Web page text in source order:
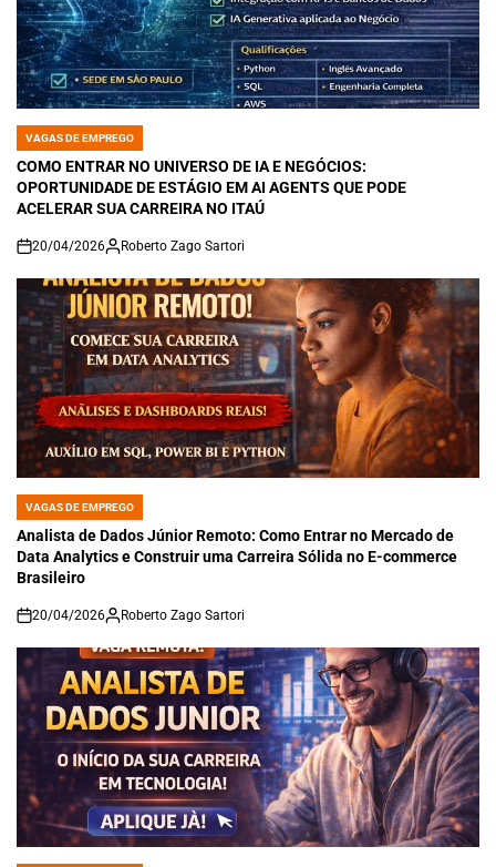
POSTED
IN
VAGAS DE EMPREGO
COMO ENTRAR NO UNIVERSO DE IA E NEGÓCIOS:
OPORTUNIDADE DE ESTÁGIO EM AI AGENTS QUE PODE
ACELERAR SUA CARREIRA NO ITAÚ
on
20/04/2026 Roberto Zago Sartori
POSTED
IN
VAGAS DE EMPREGO
Analista de Dados Júnior Remoto: Como Entrar no Mercado de
Data Analytics e Construir uma Carreira Sólida no E-commerce
Brasileiro
on
20/04/2026 Roberto Zago Sartori